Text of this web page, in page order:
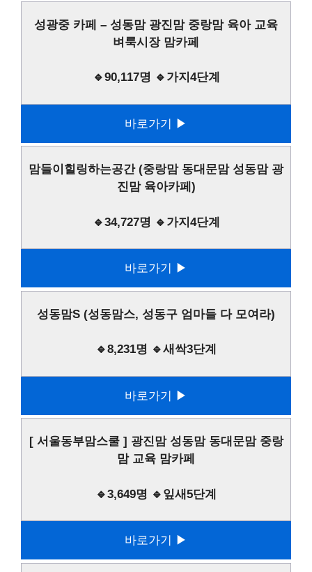
성광중 카페 – 성동맘 광진맘 중랑맘 육아 교육
벼룩시장 맘카페
🔹90,117명 🔹가지4단계
바로가기 ▶
맘들이힐링하는공간 (중랑맘 동대문맘 성동맘 광
진맘 육아카페)
🔹34,727명 🔹가지4단계
바로가기 ▶
성동맘S (성동맘스, 성동구 엄마들 다 모여라)
🔹8,231명 🔹새싹3단계
바로가기 ▶
[ 서울동부맘스쿨 ] 광진맘 성동맘 동대문맘 중랑
맘 교육 맘카페
🔹3,649명 🔹잎새5단계
바로가기 ▶